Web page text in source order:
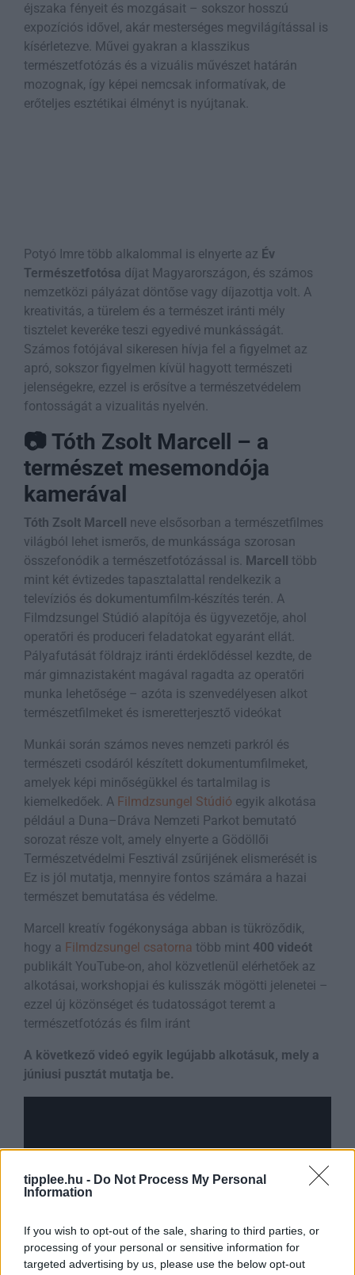
tipplee.hu - Do Not Process My Personal
Information
If you wish to opt-out of the sale, sharing to third parties, or
processing of your personal or sensitive information for
targeted advertising by us, please use the below opt-out
éjszaka fényeit és mozgásait – sokszor hosszú
expozíciós idővel, akár mesterséges megvilágítással is
kísérletezve. Művei gyakran a klasszikus
természetfotózás és a vizuális művészet határán
mozognak, így képei nemcsak informatívak, de
erőteljes esztétikai élményt is nyújtanak.
Potyó Imre több alkalommal is elnyerte az Év
Természetfotósa díjat Magyarországon, és számos
nemzetközi pályázat döntőse vagy díjazottja volt. A
kreativitás, a türelem és a természet iránti mély
tisztelet keveréke teszi egyedivé munkásságát.
Számos fotójával sikeresen hívja fel a figyelmet az
apró, sokszor figyelmen kívül hagyott természeti
jelenségekre, ezzel is erősítve a természetvédelem
fontosságát a vizualitás nyelvén.
📷 Tóth Zsolt Marcell – a
természet mesemondója
kamerával
Tóth Zsolt Marcell
neve elsősorban a természetfilmes
világból lehet ismerős, de munkássága szorosan
összefonódik a természetfotózással is. Marcell
több
mint két évtizedes tapasztalattal rendelkezik a
televíziós és dokumentumfilm-készítés terén. A
Filmdzsungel Stúdió alapítója és ügyvezetője, ahol
operatőri és produceri feladatokat egyaránt ellát.
Pályafutását földrajz iránti érdeklődéssel kezdte, de
már gimnazistaként magával ragadta az operatőri
munka lehetősége – azóta is szenvedélyesen alkot
természetfilmeket és ismeretterjesztő videókat
Munkái során számos neves nemzeti parkról és
természeti csodáról készített dokumentumfilmeket,
amelyek képi minőségükkel és tartalmilag is
kiemelkedőek. A Filmdzsungel Stúdió egyik alkotása
például a Duna–Dráva Nemzeti Parkot bemutató
sorozat része volt, amely elnyerte a Gödöllői
Természetvédelmi Fesztivál zsűrijének elismerését is
Ez is jól mutatja, mennyire fontos számára a hazai
természet bemutatása és védelme.
Marcell kreatív fogékonysága abban is tükröződik,
hogy a Filmdzsungel csatorna több mint 400 videót
publikált YouTube-on, ahol közvetlenül elérhetőek az
alkotásai, workshopjai és kulisszák mögötti jelenetei –
ezzel új közönséget és tudatosságot teremt a
természetfotózás és film iránt
A következő videó egyik legújabb alkotásuk, mely a
júniusi pusztát mutatja be.